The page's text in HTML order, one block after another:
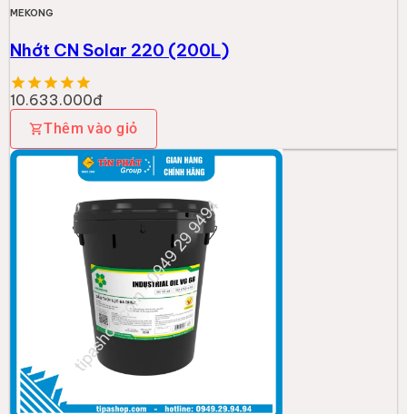
MEKONG
Nhớt CN Solar 220 (200L)
10.633.000đ
Thêm vào giỏ